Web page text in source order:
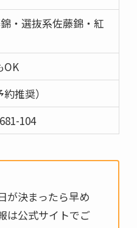
・選抜系佐藤錦・紅
OK
推奨）
104
が決まったら早め
は公式サイトでご